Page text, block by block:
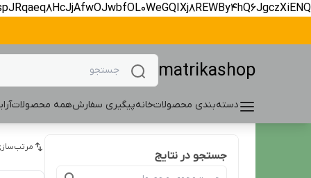
matrikashop
دسته‌بندی محصولاتخانهپیگیری سفارشهمه محصولات
جستجو در نتایج